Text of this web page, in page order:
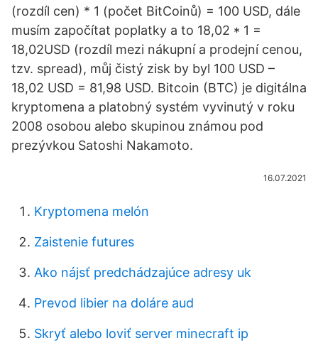
(rozdíl cen) * 1 (počet BitCoinů) = 100 USD, dále
musím započítat poplatky a to 18,02 * 1 =
18,02USD (rozdíl mezi nákupní a prodejní cenou,
tzv. spread), můj čistý zisk by byl 100 USD –
18,02 USD = 81,98 USD. Bitcoin (BTC) je digitálna
kryptomena a platobný systém vyvinutý v roku
2008 osobou alebo skupinou známou pod
prezývkou Satoshi Nakamoto.
16.07.2021
Kryptomena melón
Zaistenie futures
Ako nájsť predchádzajúce adresy uk
Prevod libier na doláre aud
Skryť alebo loviť server minecraft ip